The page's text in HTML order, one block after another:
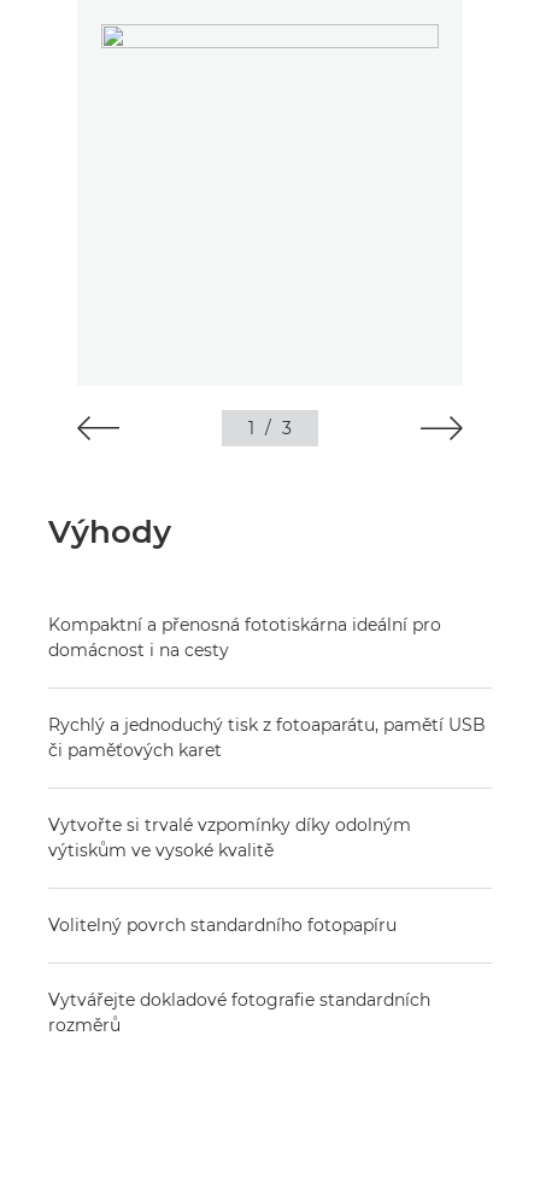
1 / 3
Výhody
Kompaktní a přenosná fototiskárna ideální pro
domácnost i na cesty
Rychlý a jednoduchý tisk z fotoaparátu, pamětí USB
či paměťových karet
Vytvořte si trvalé vzpomínky díky odolným
výtiskům ve vysoké kvalitě
Volitelný povrch standardního fotopapíru
Vytvářejte dokladové fotografie standardních
rozměrů